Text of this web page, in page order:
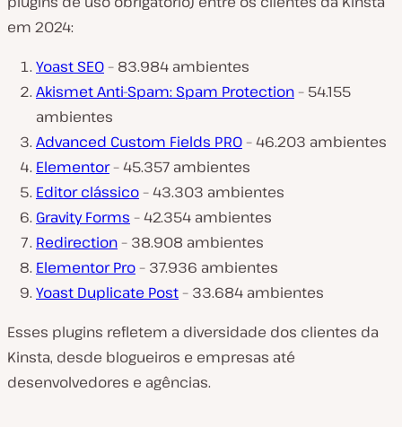
em 2024:
Yoast SEO– 83.984 ambientes
Akismet Anti-Spam: Spam Protection– 54.155
ambientes
Advanced Custom Fields PRO– 46.203 ambientes
Elementor– 45.357 ambientes
Editor clássico– 43.303 ambientes
Gravity Forms – 42.354 ambientes
Redirection– 38.908 ambientes
Elementor Pro– 37.936 ambientes
Yoast Duplicate Post– 33.684 ambientes
Esses plugins refletem a diversidade dos clientes da
Kinsta, desde blogueiros e empresas até
desenvolvedores e agências.